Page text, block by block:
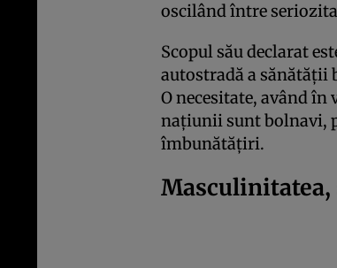
oscilând între
Scopul său declarat
autostradă a sănătății
O necesitate, având
națiunii sunt bolnavi,
îmbunătățiri.
Masculinitatea,